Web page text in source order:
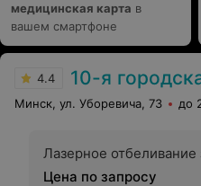
медицинская карта в
вашем смартфоне
4.4 10-я городская
Минск, ул. Уборевича, 73 до
Лазерное отбеливание
Цена по запросу